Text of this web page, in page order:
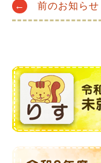
Post
← 前のお知らせ